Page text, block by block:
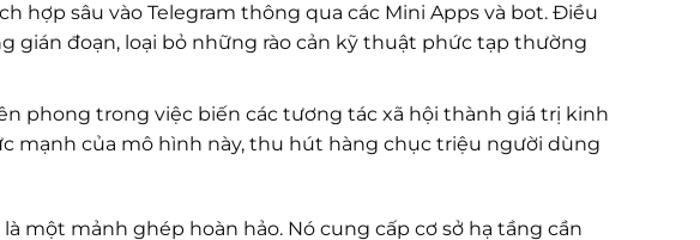
hợp sâu vào Telegram thông qua các Mini Apps và bot. Điều
gián đoạn, loại bỏ những rào cản kỹ thuật phức tạp thường
phong trong việc biến các tương tác xã hội thành giá trị kinh
mạnh của mô hình này, thu hút hàng chục triệu người dùng
là một mảnh ghép hoàn hảo. Nó cung cấp cơ sở hạ tầng cần